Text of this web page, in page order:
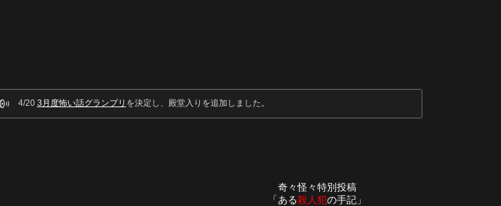
4/20 3月度怖い話グランプリ を決定し、殿堂入りを追加しました。
奇々怪々特別投稿
「ある殺人犯の手記」